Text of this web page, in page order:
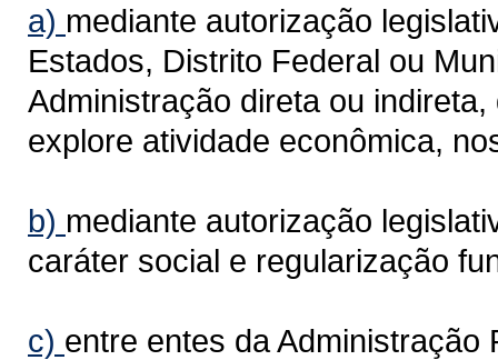
a) mediante autorização
Estados, Distrito Federal ou
Administração direta ou
explore atividade econômica,
b) mediante autorização
caráter social e regularização
c) entre entes da Administração